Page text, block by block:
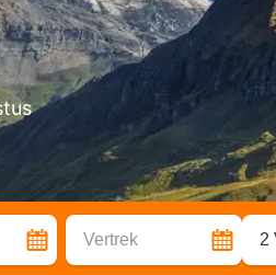
Vertrek 2